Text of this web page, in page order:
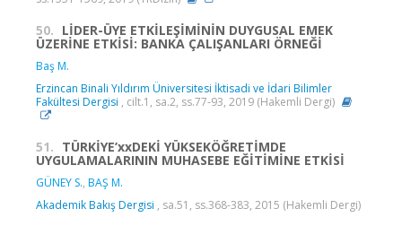
50. LİDER-ÜYE ETKİLEŞİMİNİN DUYGUSAL EMEK
ÜZERİNE ETKİSİ: BANKA ÇALIŞANLARI ÖRNEĞİ
Baş M.
Erzincan Binali Yıldırım Üniversitesi İktisadi ve İdari Bilimler
Fakültesi Dergisi , cilt.1, sa.2, ss.77-93, 2019 (Hakemli Dergi)
51. TÜRKİYE’xxDEKİ YÜKSEKÖĞRETİMDE
UYGULAMALARININ MUHASEBE EĞİTİMİNE ETKİSİ
GÜNEY S., BAŞ M.
Akademik Bakış Dergisi , sa.51, ss.368-383, 2015 (Hakemli Dergi)